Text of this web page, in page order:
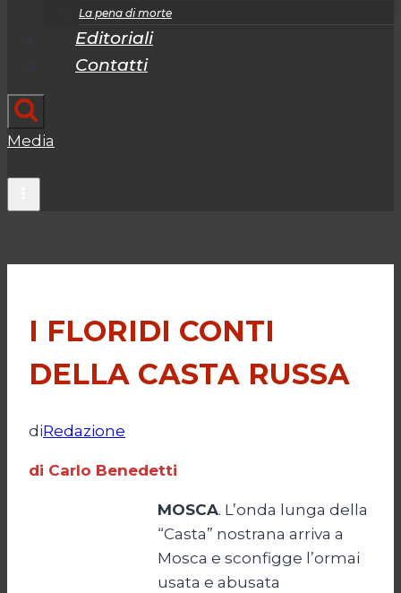
La pena di morte
Editoriali
Contatti
Media
I FLORIDI CONTI
DELLA CASTA RUSSA
diRedazione
di Carlo Benedetti
MOSCA. L’onda lunga della
“Casta” nostrana arriva a
Mosca e sconfigge l’ormai
usata e abusata